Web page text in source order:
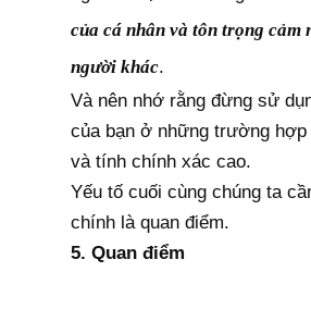
của cá nhân và tôn trọng cảm
người khác.
Và nên nhớ rằng đừng sử
của bạn ở những trường hợp
và tính chính xác cao.
Yếu tố cuối cùng chúng ta
chính là quan điểm.
5. Quan điểm